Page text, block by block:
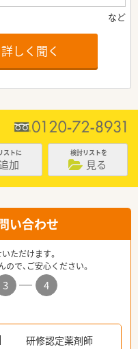
しく聞く
ストに
加
検討リストを
見る
い合わせ
ただけます。
で、ご安心ください。
3
4
研修認定薬剤師